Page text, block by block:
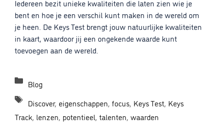
Iedereen bezit unieke kwaliteiten die laten zien wie je
bent en hoe je een verschil kunt maken in de wereld om
je heen. De Keys Test brengt jouw natuurlijke kwaliteiten
in kaart, waardoor jij een ongekende waarde kunt
toevoegen aan de wereld.
Blog
Discover, eigenschappen, focus, Keys Test, Keys
Track, lenzen, potentieel, talenten, waarden